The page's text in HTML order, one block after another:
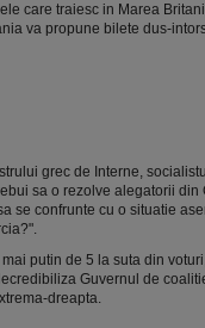
care traiesc in Marea
va propune bilete dus-
grec de Interne,
sa o rezolve alegatorii din
se confrunte cu o situatie
putin de 5 la suta din
Guvernul de
dreapta.